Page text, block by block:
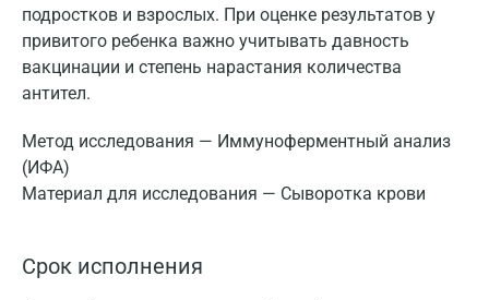
подростков и взрослых. При оценке результатов у
привитого ребенка важно учитывать давность
вакцинации и степень нарастания количества
антител.
Метод исследования — Иммуноферментный анализ
(ИФА)
Материал для исследования — Сыворотка крови
Срок исполнения